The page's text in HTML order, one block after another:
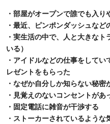
・部屋がオープンで誰でも入
・最近、ピンポンダッシュな
・実生活の中で、人と大きな
いる）
・アイドルなどの仕事をして
レゼントをもらった
・なぜか自分しか知らない秘密
・見覚えのないコンセントがあ
・固定電話に雑音が干渉する
・ストーカーされているような